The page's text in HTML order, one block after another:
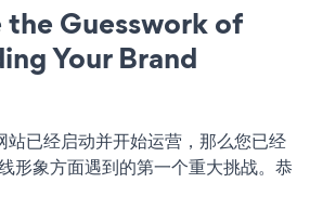
the Guesswork of
Your Brand
已经启动并开始运营，那么您已经
形象方面遇到的第一个重大挑战。恭